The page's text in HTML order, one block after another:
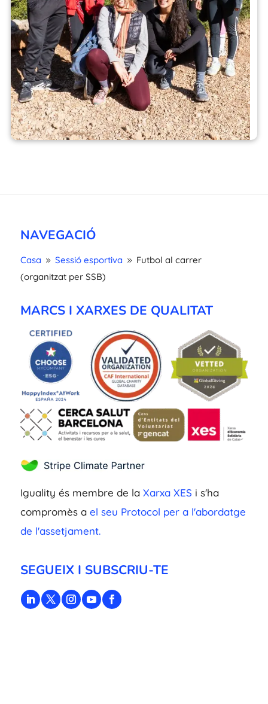
NAVEGACIÓ
Casa 9 Sessió esportiva 9 Futbol al carrer
(organitzat per SSB)
MARCS I XARXES DE QUALITAT
Iguality és membre de la Xarxa XES i s'ha
compromès a el seu Protocol per a l'abordatge
de l'assetjament.
SEGUEIX I SUBSCRIU-TE